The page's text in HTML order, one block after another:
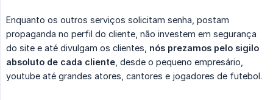
Enquanto os outros serviços solicitam senha, postam
propaganda no perfil do cliente, não investem em segurança
do site e até divulgam os clientes, nós prezamos pelo sigilo
absoluto de cada cliente , desde o pequeno empresário,
youtube até grandes atores, cantores e jogadores de futebol.